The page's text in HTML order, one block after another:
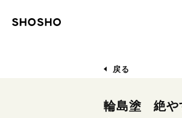
戻る
輪島塗 絶や